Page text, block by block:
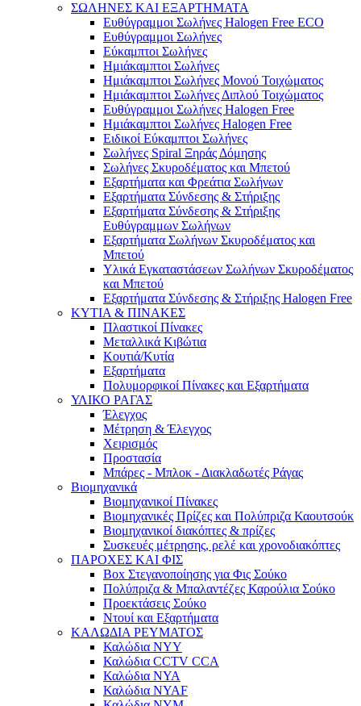
ΣΩΛΗΝΕΣ ΚΑΙ ΕΞΑΡΤΗΜΑΤΑ
Ευθύγραμμοι Σωλήνες Halogen Free ECO
Ευθύγραμμοι Σωλήνες
Εύκαμπτοι Σωλήνες
Ημιάκαμπτοι Σωλήνες
Ημιάκαμπτοι Σωλήνες Μονού Τοιχώματος
Ημιάκαμπτοι Σωλήνες Διπλού Τοιχώματος
Ευθύγραμμοι Σωλήνες Halogen Free
Ημιάκαμπτοι Σωλήνες Halogen Free
Ειδικοί Εύκαμπτοι Σωλήνες
Σωλήνες Spiral Ξηράς Δόμησης
Σωλήνες Σκυροδέματος και Μπετού
Εξαρτήματα και Φρεάτια Σωλήνων
Εξαρτήματα Σύνδεσης & Στήριξης
Εξαρτήματα Σύνδεσης & Στήριξης
Ευθύγραμμων Σωλήνων
Εξαρτήματα Σωλήνων Σκυροδέματος και
Μπετού
Υλικά Εγκαταστάσεων Σωλήνων Σκυροδέματος
και Μπετού
Εξαρτήματα Σύνδεσης & Στήριξης Halogen Free
ΚΥΤΙΑ & ΠΙΝΑΚΕΣ
Πλαστικοί Πίνακες
Μεταλλικά Κιβώτια
Κουτιά/Κυτία
Εξαρτήματα
Πολυμορφικοί Πίνακες και Εξαρτήματα
ΥΛΙΚΟ ΡΑΓΑΣ
Έλεγχος
Μέτρηση & Έλεγχος
Χειρισμός
Προστασία
Μπάρες - Μπλοκ - Διακλαδωτές Ράγας
Βιομηχανικά
Βιομηχανικοί Πίνακες
Βιομηχανικές Πρίζες και Πολύπριζα Καουτσούκ
Βιομηχανικοί διακόπτες & πρίζες
Συσκευές μέτρησης, ρελέ και χρονοδιακόπτες
ΠΑΡΟΧΕΣ ΚΑΙ ΦΙΣ
Box Στεγανοποίησης για Φις Σούκο
Πολύπριζα & Μπαλαντέζες Καρούλια Σούκο
Προεκτάσεις Σούκο
Ντουί και Εξαρτήματα
ΚΑΛΩΔΙΑ ΡΕΥΜΑΤΟΣ
Καλώδια NYY
Καλώδια CCTV CCA
Καλώδια NYA
Καλώδια NYAF